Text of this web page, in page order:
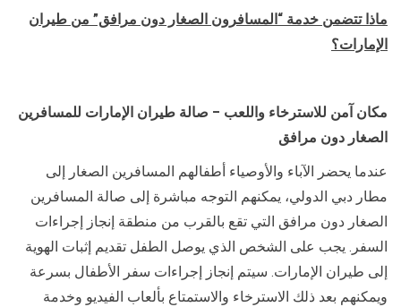
ماذا تتضمن خدمة “المسافرون الصغار دون مرافق” من طيران
الإمارات؟
مكان آمن للاسترخاء واللعب – صالة طيران الإمارات للمسافرين
الصغار دون مرافق
عندما يحضر الآباء والأوصياء أطفالهم المسافرين الصغار إلى
مطار دبي الدولي، يمكنهم التوجه مباشرة إلى صالة المسافرين
الصغار دون مرافق التي تقع بالقرب من منطقة إنجاز إجراءات
السفر. يجب على الشخص الذي يوصل الطفل تقديم إثبات الهوية
إلى طيران الإمارات. سيتم إنجاز إجراءات سفر الأطفال بسرعة
ويمكنهم بعد ذلك الاسترخاء والاستمتاع بألعاب الفيديو وخدمة